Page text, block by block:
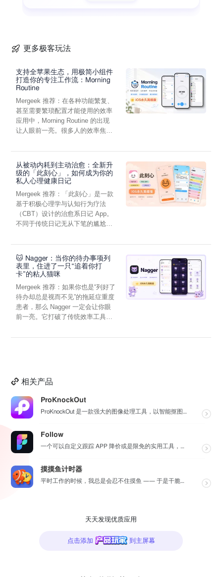
- 多轮次练习，完成打卡
标准字表
按一级、二级、三级字表查看汉字
- 共8105个汉字
- 支持拼音排序
- 快速查找和练习
古典文学
古诗词、经典文章
- 边学古诗边学汉字
【汉字学习】
显示汉字拼音，点击播放标准发音
组词与造句
8000+词语数据，包含释义和例句
- 词语感情色彩、使用风险提示
汉字结构与部件
分析汉字结构（上下结构、左右结构等）
- 部首识别与分析
- 部件拆解与展示
简繁转换
一键切换简繁显示，支持简体和繁体汉字
汉字收藏
支持简体中文、繁体中文、英语、日语、韩语等9种语言
界面简洁美观
操作简单，适合儿童使用
主题切换
【适用场景】
- 一年级写字启蒙：从小掌握正确笔顺
- 课前预习：提前学习课文生字
- 课后复习：巩固当天学习的汉字
- 家长（辅导孩子学习）
更多极客玩法
支持全苹果生态，用极简小组件
打造你的专注工作流：Morning
Routine
Mergeek 推荐：在各种功能繁复、
甚至需要繁琐配置才能使用的效率
应用中，Morning Routine 的出现
让人眼前一亮。很多人的效率焦
从被动内耗到主动治愈：全新升
级的「此刻心」，如何成为你的
私人心理健康日记
Mergeek 推荐：「此刻心」是一款
基于积极心理学与认知行为疗法
（CBT）设计的治愈系日记 App。
不同于传统日记无从下笔的尴尬，
🐱 Nagger：当你的待办事项列
表里，住进了一只“追着你打
卡”的粘人猫咪
Mergeek 推荐：如果你也是“列好了
待办却总是视而不见”的拖延症重度
患者，那么 Nagger 一定会让你眼
前一亮。它打破了传统效率工具冰
相关产品
ProKnockOut
ProKnockOut 是一款强大的图像处理工具，以智能抠图为核心，集成了图片合成、人像美容、照片编...
Follow
一个可以自定义跟踪 APP 降价或是限免的实用工具，同时可以设置包括 APP，游戏，热门类和精选类的...
摸摸鱼计时器
平时工作的时候，我总是会忍不住摸鱼 —— 于是干脆自己做了一个小工具，帮我统计每天到底摸了多久的鱼，...
天天发现优质应用
点击添加 到主屏幕